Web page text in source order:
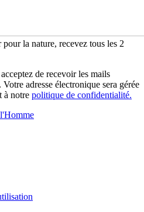
la nature, recevez tous les 2
de recevoir les mails
adresse électronique sera gérée
à notre politique de confidentialité.